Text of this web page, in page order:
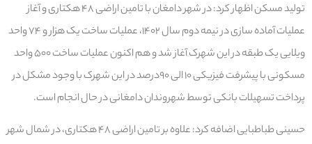
تولید مسکن اظهار کرد: در شهر دامغان با تامین اراضی ۴۸ هکتاری و آغاز
عملیات آماده سازی در نیمه دوم سال ۱۴۰۲، عملیات ساخت یک هزار و ۷۴ واحد
ویلایی یک طبقه در این شهرک آغاز شد و هم اکنون عملیات ساخت ۵۰۰ واحد
مسکونی با پیشرفت فیزیکی ۱۰ الی ۹۰درصد در این شهرک با وجود مشکل در
پرداخت تسهیلات بانکی توسط شهروندان دامغانی در حال انجام است.
حسینی طباطبایی اضافه کرد: علاوه بر تامین اراضی ۴۸ هکتاری، در شمال شهر